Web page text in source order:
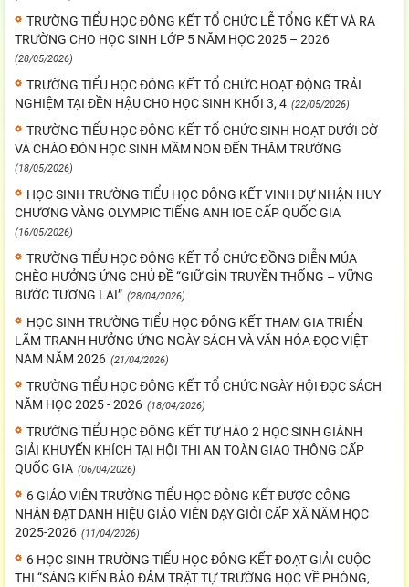
TRƯỜNG TIỂU HỌC ĐÔNG KẾT TỔ CHỨC LỄ TỔNG KẾT VÀ RA
TRƯỜNG CHO HỌC SINH LỚP 5 NĂM HỌC 2025 – 2026
(28/05/2026)
TRƯỜNG TIỂU HỌC ĐÔNG KẾT TỔ CHỨC HOẠT ĐỘNG TRẢI
NGHIỆM TẠI ĐỀN HẬU CHO HỌC SINH KHỐI 3, 4 (22/05/2026)
TRƯỜNG TIỂU HỌC ĐÔNG KẾT TỔ CHỨC SINH HOẠT DƯỚI CỜ
VÀ CHÀO ĐÓN HỌC SINH MẦM NON ĐẾN THĂM TRƯỜNG
(18/05/2026)
HỌC SINH TRƯỜNG TIỂU HỌC ĐÔNG KẾT VINH DỰ NHẬN HUY
CHƯƠNG VÀNG OLYMPIC TIẾNG ANH IOE CẤP QUỐC GIA
(16/05/2026)
TRƯỜNG TIỂU HỌC ĐÔNG KẾT TỔ CHỨC ĐỒNG DIỄN MÚA
CHÈO HƯỞNG ỨNG CHỦ ĐỀ “GIỮ GÌN TRUYỀN THỐNG – VỮNG
BƯỚC TƯƠNG LAI” (28/04/2026)
HỌC SINH TRƯỜNG TIỂU HỌC ĐÔNG KẾT THAM GIA TRIỂN
LÃM TRANH HƯỞNG ỨNG NGÀY SÁCH VÀ VĂN HÓA ĐỌC VIỆT
NAM NĂM 2026 (21/04/2026)
TRƯỜNG TIỂU HỌC ĐÔNG KẾT TỔ CHỨC NGÀY HỘI ĐỌC SÁCH
NĂM HỌC 2025 - 2026 (18/04/2026)
TRƯỜNG TIỂU HỌC ĐÔNG KẾT TỰ HÀO 2 HỌC SINH GIÀNH
GIẢI KHUYẾN KHÍCH TẠI HỘI THI AN TOÀN GIAO THÔNG CẤP
QUỐC GIA (06/04/2026)
6 GIÁO VIÊN TRƯỜNG TIỂU HỌC ĐÔNG KẾT ĐƯỢC CÔNG
NHẬN ĐẠT DANH HIỆU GIÁO VIÊN DẠY GIỎI CẤP XÃ NĂM HỌC
2025-2026 (11/04/2026)
6 HỌC SINH TRƯỜNG TIỂU HỌC ĐÔNG KẾT ĐOẠT GIẢI CUỘC
THI “SÁNG KIẾN BẢO ĐẢM TRẬT TỰ TRƯỜNG HỌC VỀ PHÒNG,